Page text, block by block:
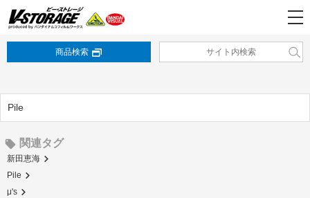
商品検索
Pile
関連タグ
新田恵海
Pile
μ's